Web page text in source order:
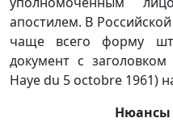
апостилем. В
чаще всего форму
документ с
Haye du 5 octobre 1961)
Нюансы